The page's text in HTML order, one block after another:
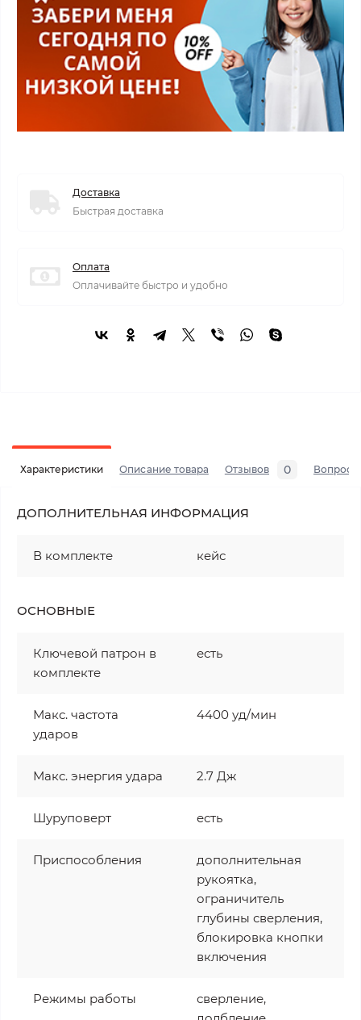
Доставка
Быстрая доставка
Оплата
Оплачивайте быстро и удобно
Характеристики Описание товара Отзывов 0 Вопросы
ДОПОЛНИТЕЛЬНАЯ ИНФОРМАЦИЯ
В комплекте кейс
ОСНОВНЫЕ
Ключевой патрон в
комплекте
есть
Макс. частота
ударов
4400 уд/мин
Макс. энергия удара 2.7 Дж
Шуруповерт есть
Приспособления
дополнительная
рукоятка,
ограничитель
глубины сверления,
блокировка кнопки
включения
Режимы работы
сверление,